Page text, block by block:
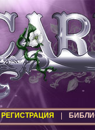
РЕГИСТРАЦИЯ